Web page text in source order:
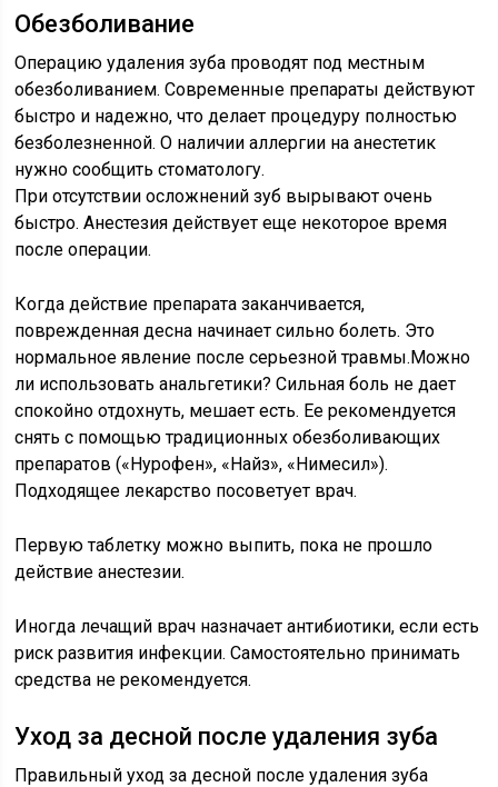
Обезболивание
Операцию удаления зуба проводят под местным
обезболиванием. Современные препараты действуют
быстро и надежно, что делает процедуру полностью
безболезненной. О наличии аллергии на анестетик
нужно сообщить стоматологу.
При отсутствии осложнений зуб вырывают очень
быстро. Анестезия действует еще некоторое время
после операции.
Когда действие препарата заканчивается,
поврежденная десна начинает сильно болеть. Это
нормальное явление после серьезной травмы.Можно
ли использовать анальгетики? Сильная боль не дает
спокойно отдохнуть, мешает есть. Ее рекомендуется
снять с помощью традиционных обезболивающих
препаратов («Нурофен», «Найз», «Нимесил»).
Подходящее лекарство посоветует врач.
Первую таблетку можно выпить, пока не прошло
действие анестезии.
Иногда лечащий врач назначает антибиотики, если есть
риск развития инфекции. Самостоятельно принимать
средства не рекомендуется.
Уход за десной после удаления зуба
Правильный уход за десной после удаления зуба